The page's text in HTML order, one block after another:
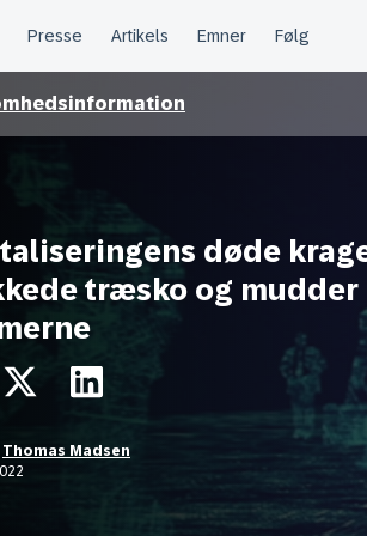
døde
træsko og mudder
Thomas Madsen